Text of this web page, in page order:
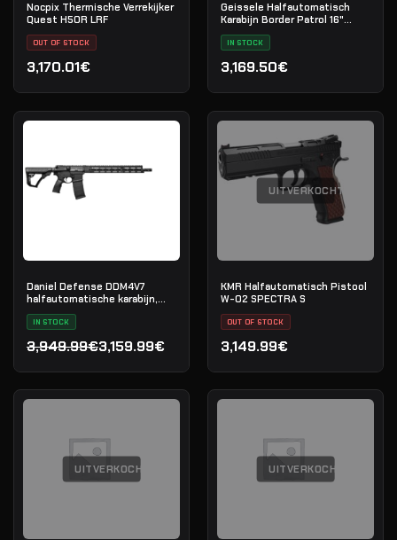
Nocpix Thermische Verrekijker
Quest H50R LRF
OUT OF STOCK
3,170.01€
Geissele Halfautomatisch
Karabijn Border Patrol 16"
5.56MM - Black
IN STOCK
3,169.50€
Daniel Defense DDM4V7
halfautomatische karabijn,
IN STOCK
3,949.99€
Oorspronkelijke prijs was: 3,949.99€.
3,159.99€
Huidige prijs is: 3,159.99€.
UITVERKOCHT
KMR Halfautomatisch Pistool
W-02 SPECTRA S
OUT OF STOCK
3,149.99€
UITVERKOCHT UITVERKOCHT